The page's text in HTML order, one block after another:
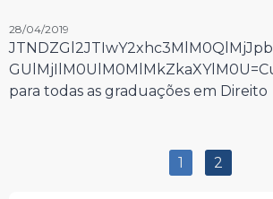
28/04/2019
para todas as graduações em
1 2